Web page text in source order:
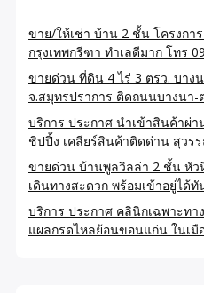
ขาย/ให้เช่า บ้าน 2 ชั้น โครงกา
กรุงเทพกรีฑา ทำเลดีมาก โทร
ขายด่วน ที่ดิน 4 ไร่ 3 ตรว. บางน
จ.สมุทรปราการ ติดถนนบางนา-
บริการ ประกาศ นำเข้าสินค้าผ่
ชิปปิ้ง เคลียร์สินค้าติดด่าน สุวร
ขายด่วน บ้านพูลวิลล่า 2 ชั้น หัว
เดินทางสะดวก พร้อมเข้าอยู่ได้
บริการ ประกาศ คลินิกเฉพาะท
แผลกรดไหลย้อนขอนแก่น ในเมื